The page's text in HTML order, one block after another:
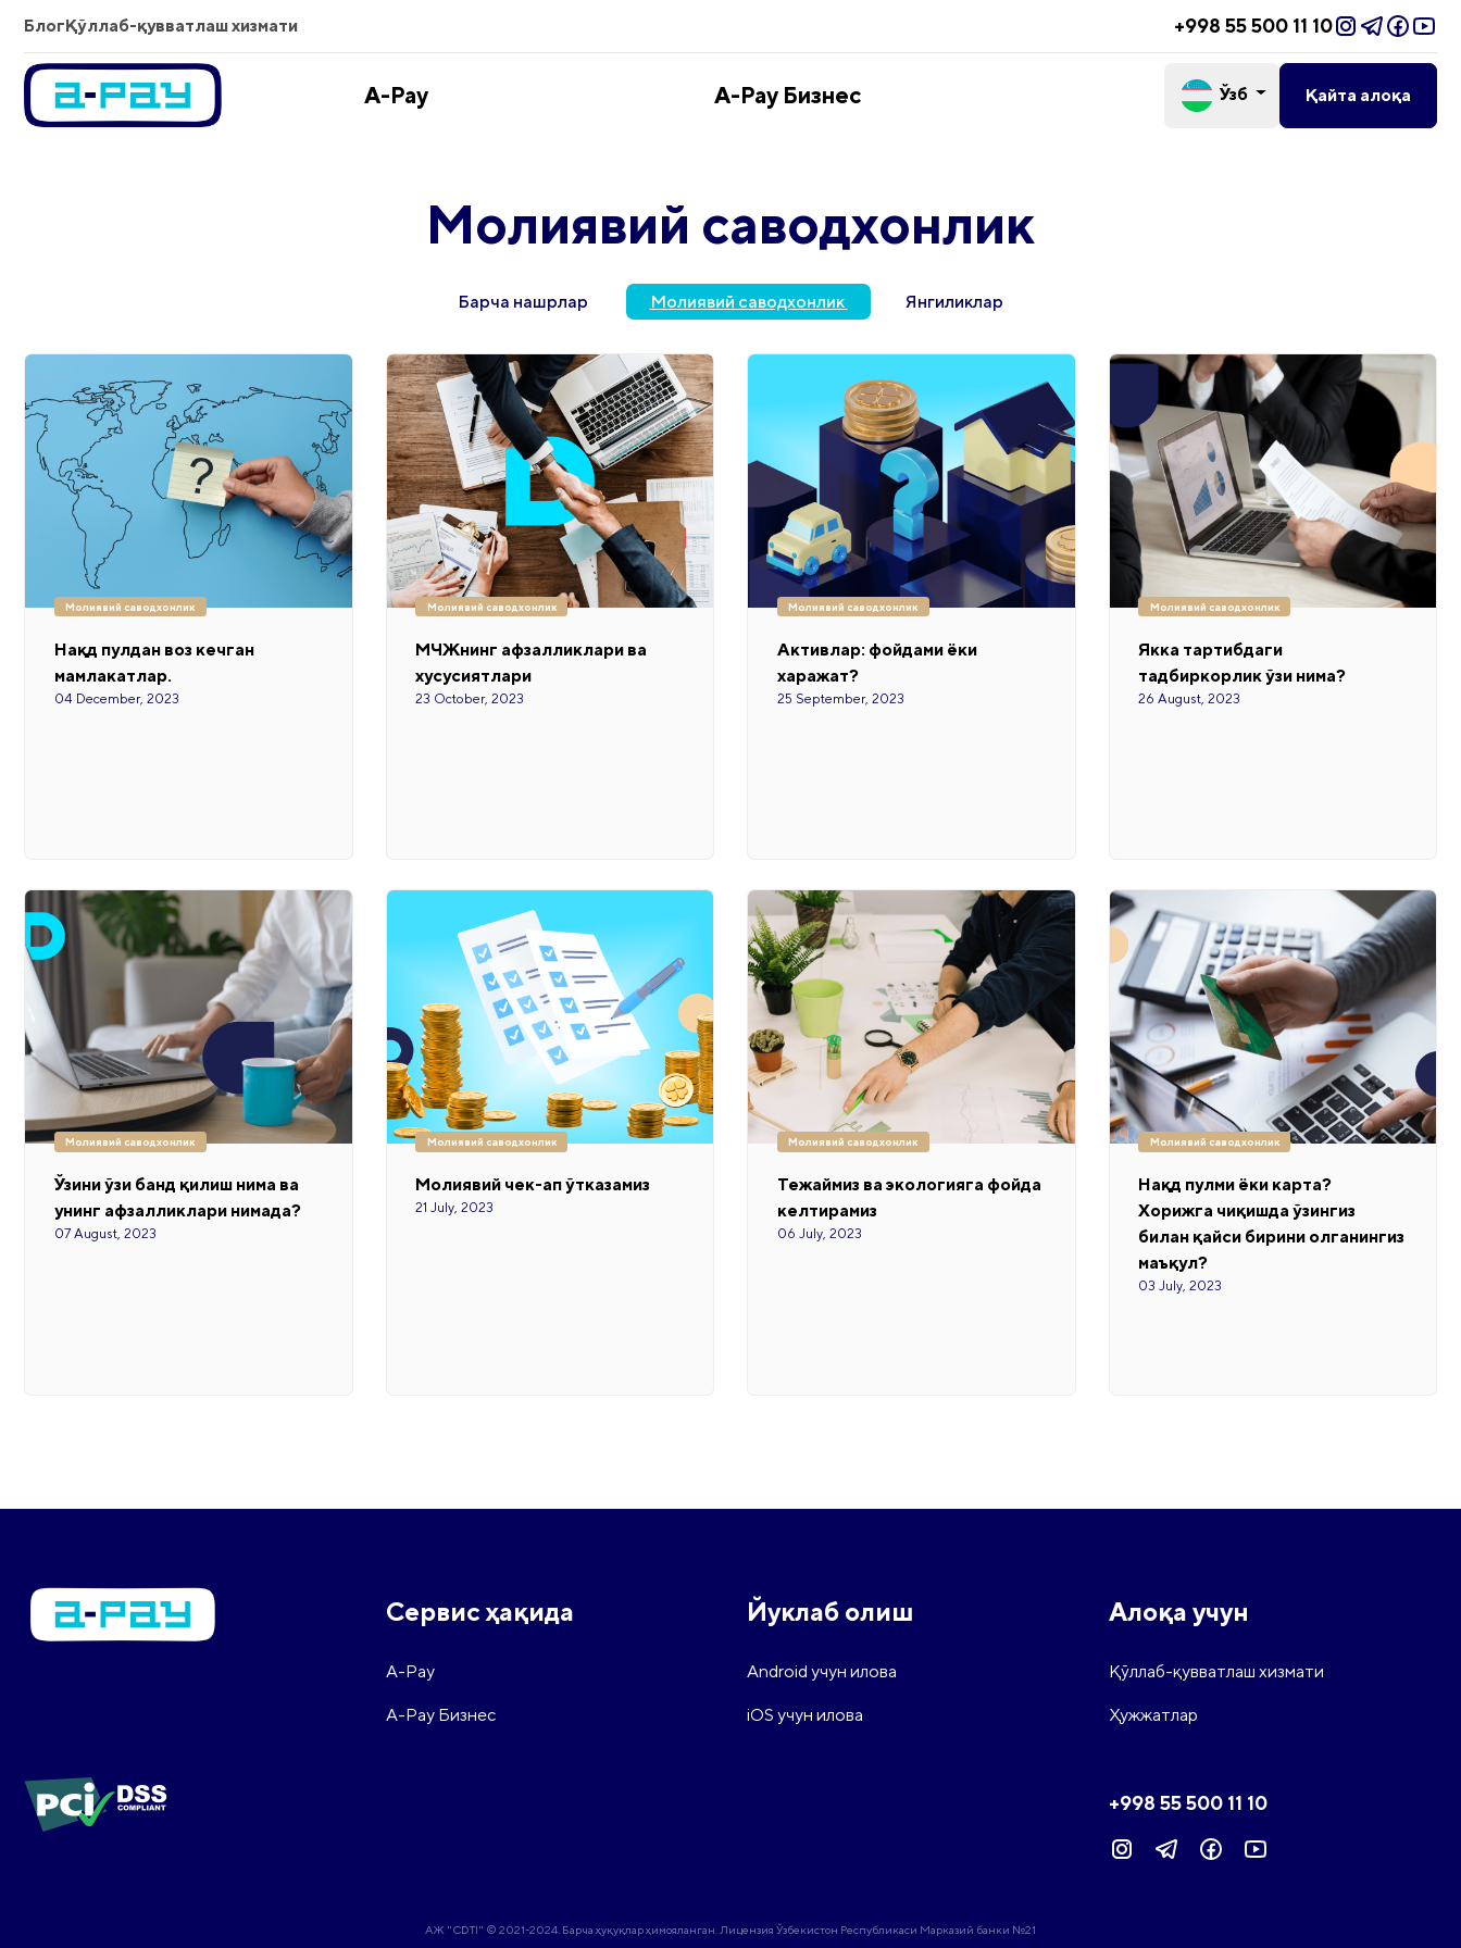
БлогҚўллаб-қувватлаш хизмати +998 55 500 11 10
A-Pay A-Pay Бизнес Ўзб Қайта алоқа
Молиявий саводхонлик
Барча нашрлар Молиявий саводхонлик Янгиликлар
Молиявий саводхонлик
Нақд пулдан воз кечган
мамлакатлар.
04 December, 2023
Молиявий саводхонлик
МЧЖнинг афзалликлари ва
хусусиятлари
23 October, 2023
Молиявий саводхонлик
Активлар: фойдами ёки
харажат?
25 September, 2023
Молиявий саводхонлик
Якка тартибдаги
тадбиркорлик ўзи нима?
26 August, 2023
Молиявий саводхонлик
Ўзини ўзи банд қилиш нима ва
унинг афзалликлари нимада?
07 August, 2023
Молиявий саводхонлик
Молиявий чек-ап ўтказамиз
21 July, 2023
Молиявий саводхонлик
Тежаймиз ва экологияга фойда
келтирамиз
06 July, 2023
Молиявий саводхонлик
Нақд пулми ёки карта?
Хорижга чиқишда ўзингиз
билан қайси бирини олганингиз
маъқул?
03 July, 2023
Сервис ҳақида
A-Pay
A-Pay Бизнес
Йуклаб олиш
Android учун илова
iOS учун илова
Алоқа учун
Қўллаб-қувватлаш хизмати
Ҳужжатлар
+998 55 500 11 10
АЖ "CDTI" © 2021-2024. Барча ҳуқуқлар ҳимояланган. Лицензия Ўзбекистон Республикаси Марказий банки №21